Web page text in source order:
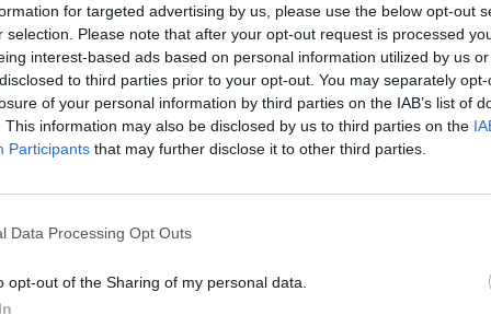
for targeted advertising by us, please use the below opt-out
selection. Please note that after your opt-out request is processed
interest-based ads based on personal information utilized by us
to third parties prior to your opt-out. You may separately
of your personal information by third parties on the IAB’s list of
This information may also be disclosed by us to third parties on the
Participants that may further disclose it to other third parties.
Data Processing Opt Outs
opt-out of the Sharing of my personal data.
può riprendere addirittura il suo
a partire dalla giustizia, come fosse la
SuperMario invece sa che deve trovare
conscio che il suo "governo dei
da tutte le parti, che i piani
difficilmente, con l’aria che tira in Europa,
slittare le scadenze del Pnrr al 2030. E,
sembra si sia dato un obiettivo:
che a marzo probabilmente volerà a